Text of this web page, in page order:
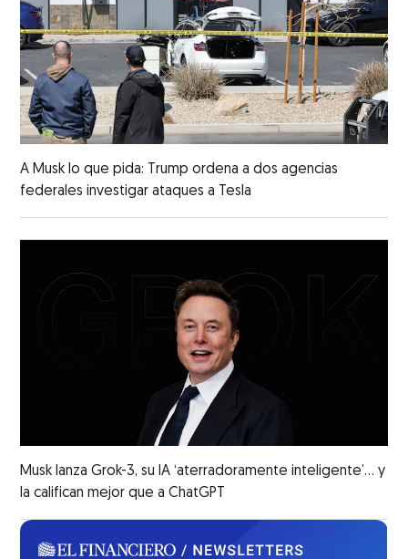
A Musk lo que pida: Trump ordena a dos agencias
federales investigar ataques a Tesla
Musk lanza Grok-3, su IA ‘aterradoramente inteligente’... y
la califican mejor que a ChatGPT